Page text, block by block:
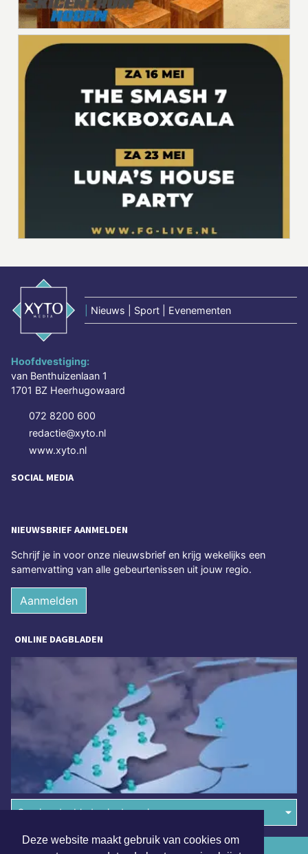
Deze website maakt gebruik van cookies om
Nieuws | Sport | Evenementen
Hoofdvestiging:
van Benthuizenlaan 1
1701 BZ Heerhugowaard
072 8200 600
redactie@xyto.nl
www.xyto.nl
SOCIAL MEDIA
NIEUWSBRIEF AANMELDEN
Schrijf je in voor onze nieuwsbrief en krijg wekelijks een
samenvatting van alle gebeurtenissen uit jouw regio.
Aanmelden
ONLINE DAGBLADEN
Overige dagbladen in de regio